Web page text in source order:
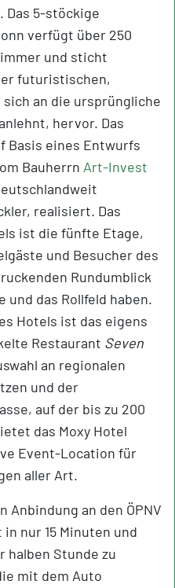
Das 5-stöckige
verfügt über 250
und sticht
futuristischen,
an die ursprüngliche
hervor. Das
Basis eines Entwurfs
Bauherrn Art-Invest
realisiert. Das
ist die fünfte Etage,
und Besucher des
Rundumblick
und das Rollfeld haben.
Hotels ist das eigens
Restaurant Seven
an regionalen
und der
auf der bis zu 200
das Moxy Hotel
Event-Location für
aller Art.
Anbindung an den ÖPNV
nur 15 Minuten und
halben Stunde zu
mit dem Auto